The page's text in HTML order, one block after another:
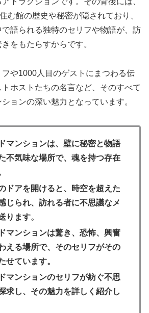
む館の歴史や秘密が隠されており、
語られる独特のセリフや物語が、訪
をもたらすからです。
や1000人目のゲストにまつわる伝
ホストたちの名言など、そのすべて
ョンの深い魅力となっています。
マンションは、壁に秘密と物語
不気味な場所で、魂を持つ存在
ドアを開けると、時空を超えた
じられ、訪れる者に不思議なメ
ります。
マンションは驚き、恐怖、興奮
える場所で、そのセリフがその
せています。
マンションのセリフが紡ぐ不思
求し、その魅力を詳しく紹介し